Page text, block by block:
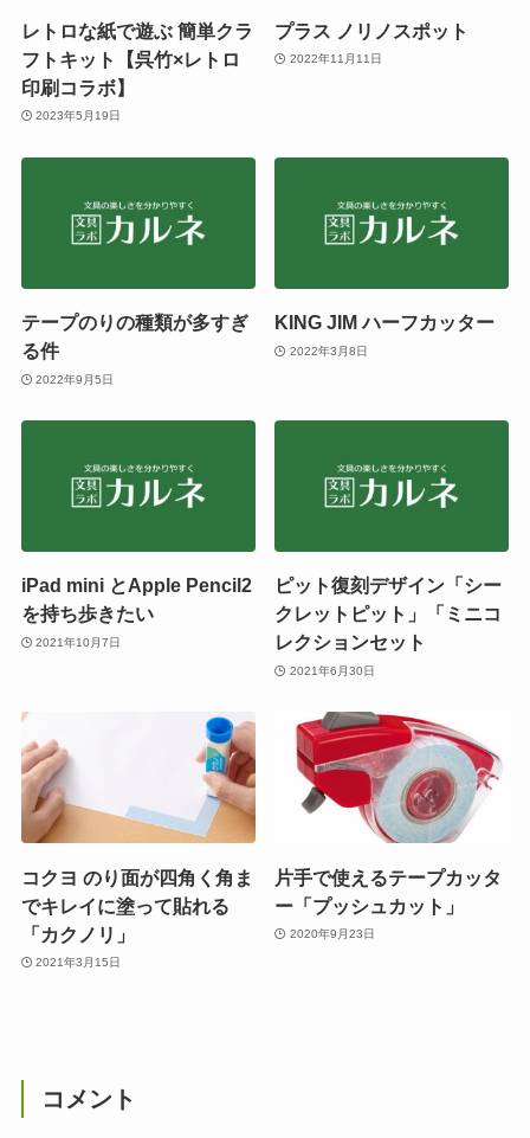
レトロな紙で遊ぶ 簡単クラ
フトキット【呉竹×レトロ
印刷コラボ】
2023年5月19日
プラス ノリノスポット
2022年11月11日
テープのりの種類が多すぎ
る件
2022年9月5日
KING JIM ハーフカッター
2022年3月8日
iPad mini とApple Pencil2
を持ち歩きたい
2021年10月7日
ピット復刻デザイン「シー
クレットピット」「ミニコ
レクションセット
2021年6月30日
コクヨ のり面が四角く角ま
でキレイに塗って貼れる
「カクノリ」
2021年3月15日
片手で使えるテープカッタ
ー「プッシュカット」
2020年9月23日
コメント